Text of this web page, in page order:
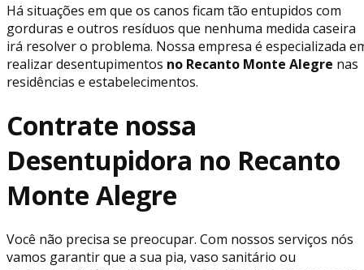
Há situações em que os canos ficam tão entupidos com
gorduras e outros resíduos que nenhuma medida caseira
irá resolver o problema. Nossa empresa é especializada
realizar desentupimentos no Recanto Monte Alegre nas
residências e estabelecimentos.
Contrate nossa
Desentupidora no Recanto
Monte Alegre
Você não precisa se preocupar. Com nossos serviços nós
vamos garantir que a sua pia, vaso sanitário ou